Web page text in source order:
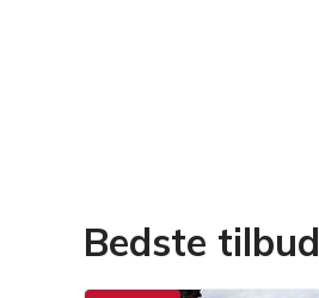
Bedste tilbud